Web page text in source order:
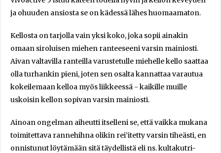
ja ohuuden ansiosta se on kädessä lähes huomaamaton.
Kellosta on tarjolla vain yksi koko, joka sopii ainakin
omaan siroluisen miehen ranteeseeni varsin mainiosti.
Aivan valtavilla ranteilla varustetulle miehelle kello saattaa
olla turhankin pieni, joten sen osalta kannattaa varautua
kokeilemaan kelloa myös liikkeessä - kaikille muille
uskoisin kellon sopivan varsin mainiosti.
Ainoan ongelman aiheutti itselleni se, että vaikka mukana
toimitettava rannehihna olikin rei’itetty varsin tiheästi, en
onnistunut löytämään sitä täydellistä eli ns. kultakutri-